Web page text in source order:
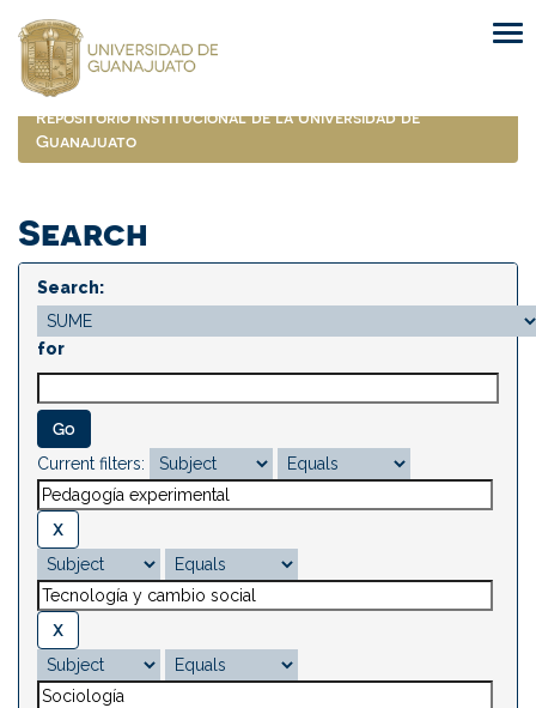
navigation
Repositorio Institucional de la Universidad de
Guanajuato
Search
Search:
for
Current filters: